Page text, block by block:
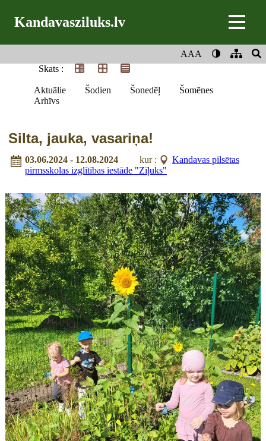
Kandavasziluks.lv
AAA
Skats :
Aktuālie Šodien Šonedēļ
Šomēnes
Arhīvs
Silta, jauka, vasariņa!
03.06.2024 - 12.08.2024 kur :
Kandavas pilsētas
pirmsskolas izglītības iestāde "Zīļuks"